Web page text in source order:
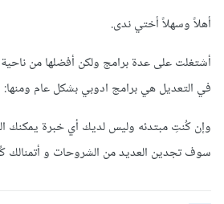
أهلاً وسهلاً أختي ندى.
أشتغلت على عدة برامج ولكن أفضلها من ناحية
في التعديل هي برامج ادوبي بشكل عام ومنها:
وإن كُنتِ مبتدئه وليس لديك أي خبرة يمكنك
سوف تجدين العديد من الشروحات و أتمنالك